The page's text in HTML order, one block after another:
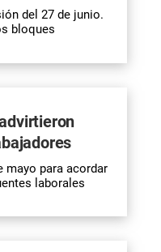
del 27 de junio.
bloques
mayo para acordar
laborales